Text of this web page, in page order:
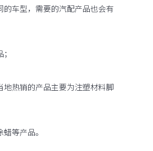
车型，需要的汽配产品也会有
热销的产品主要为注塑材料脚
等产品。